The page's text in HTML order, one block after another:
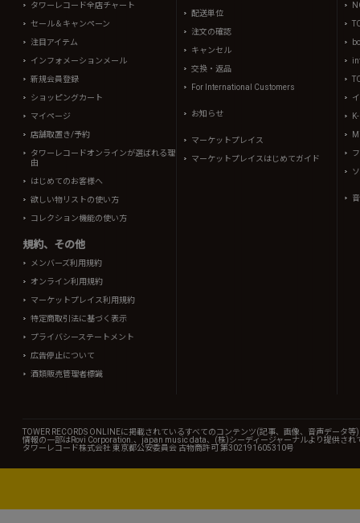
タワーレコード全店チャート
セール＆キャンペーン
注目アイテム
インフォメーションメール
新規会員登録
ショッピングカート
マイページ
店舗取置き/予約
タワーレコードオンラインが選ばれる理
由
はじめてのお客様へ
欲しい物リストの使い方
コレクション機能の使い方
規約、その他
メンバーズ利用規約
オンライン利用規約
マーケットプレイス利用規約
特定商取引法に基づく表示
プライバシーステートメント
広告停止について
酒類販売管理者標識
配送単位
注文の確認
キャンセル
交換・返品
For International Customers
お知らせ
マーケットプレイス
マーケットプレイスはじめてガイド
TOWER RECORDS ONLINEに掲載されているすべてのコンテンツ(記事、画像、音声データ
情報の一部はRovi Corporation.、japan music data、(株)シーディージャーナルより提供され
タワーレコード株式会社 東京都公安委員会 古物商許可 第302191605310号